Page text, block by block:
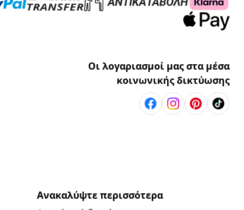
Οι λογαριασμοί μας στα μέσα
κοινωνικής δικτύωσης
Ανακαλύψτε περισσότερα